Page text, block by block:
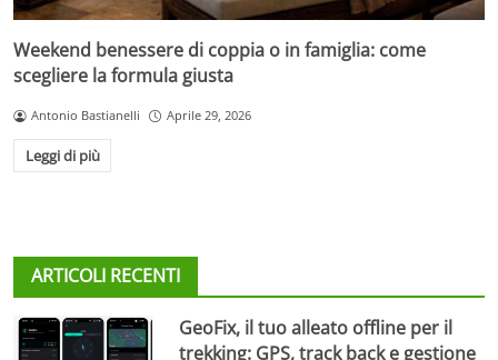
Weekend benessere di coppia o in famiglia: come
scegliere la formula giusta
Antonio Bastianelli Aprile 29, 2026
Leggi di più
ARTICOLI RECENTI
GeoFix, il tuo alleato offline per il
trekking: GPS, track back e gestione